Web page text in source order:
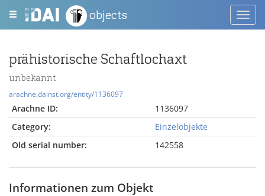
objects
prähistorische Schaftlochaxt
unbekannt
arachne.dainst.org/entity/1136097
Arachne ID:
1136097
Category:
Einzelobjekte
Old serial number:
142558
Informationen zum Objekt